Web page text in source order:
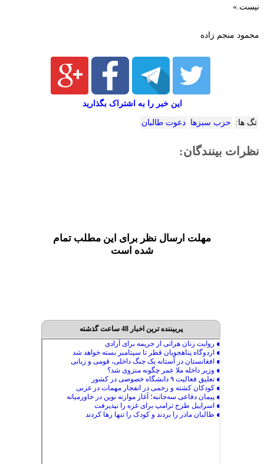
نیست.»
محمود منجم زاده
این خبر را به اشتراک بگذارید
تگ ها: حزب سبزها دعوت طالبان
نظرات بینندگان:
مهلت ارسال نظر برای این مطلب تمام
شده است
پربیننده ترین اخبار 48 ساعت گذشته